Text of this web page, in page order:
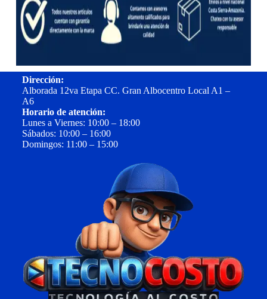
Dirección:
Alborada 12va Etapa CC. Gran Albocentro Local A1 –
A6
Horario de atención:
Lunes a Viernes: 10:00 – 18:00
Sábados: 10:00 – 16:00
Domingos: 11:00 – 15:00